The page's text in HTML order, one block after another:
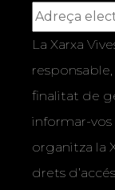
La Xarxa
finalitat de
informar-
organitza la
drets